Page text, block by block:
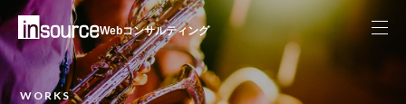
Webコンサルティング
WORKS